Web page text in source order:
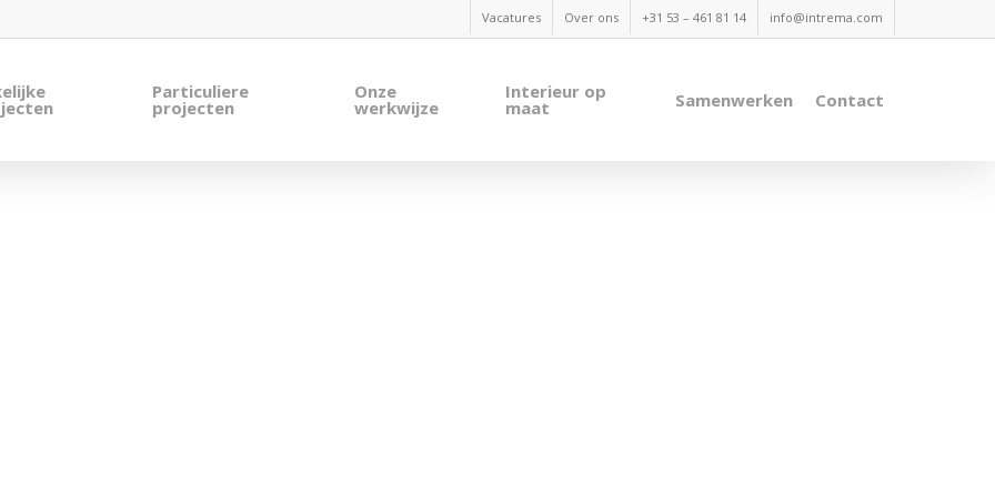
Vacatures Over ons +31 53 – 461 81 14 info@intrema.com
Particuliere
projecten
Onze
werkwijze
Interieur op
maat Samenwerken Contact